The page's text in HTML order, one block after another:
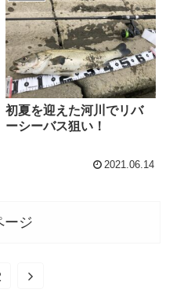
初夏を迎えた河川でリバ
ーシーバス狙い！
2021.06.14
ージ
次